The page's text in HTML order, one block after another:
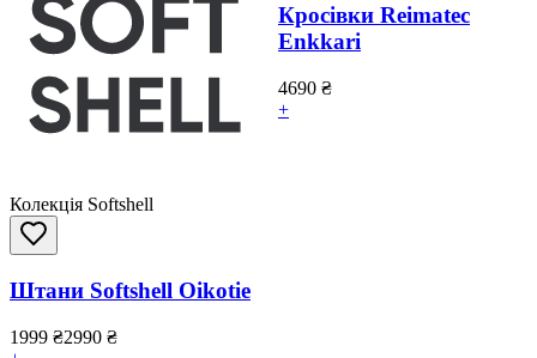
Колекція Softshell
Штани Softshell Oikotie
1999 ₴2990 ₴
Кросівки Reimatec
Enkkari
4690 ₴
+